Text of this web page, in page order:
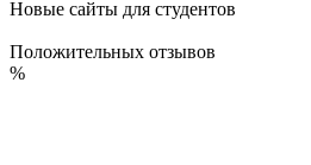
Новые сайты для студентов
Положительных отзывов
%